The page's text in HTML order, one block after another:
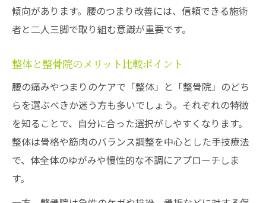
傾向があります。腰のつまり改善には、信頼できる施術
者と二人三脚で取り組む意識が重要です。
整体と整骨院のメリット比較ポイント
腰の痛みやつまりのケアで「整体」と「整骨院」のどち
らを選ぶべきか迷う方も多いでしょう。それぞれの特徴
を知ることで、自分に合った選択がしやすくなります。
整体は骨格や筋肉のバランス調整を中心とした手技療法
で、体全体のゆがみや慢性的な不調にアプローチしま
す。